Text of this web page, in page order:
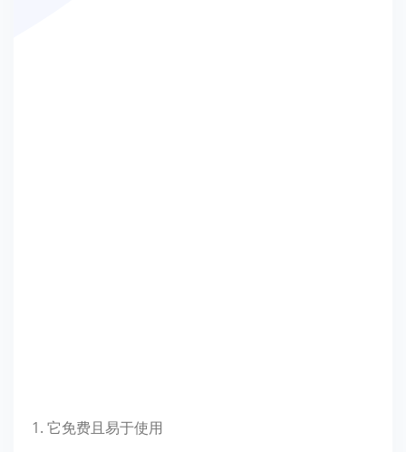
1. 它免费且易于使用